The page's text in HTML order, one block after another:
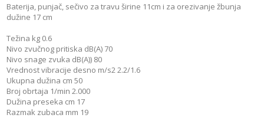
Baterija, punjač, sečivo za travu širine 11cm i za orezivanje žbunja
dužine 17 cm
Težina kg 0.6
Nivo zvučnog pritiska dB(A) 70
Nivo snage zvuka dB(A)) 80
Vrednost vibracije desno m/s2 2.2/1.6
Ukupna dužina cm 50
Broj obrtaja 1/min 2.000
Dužina preseka cm 17
Razmak zubaca mm 19